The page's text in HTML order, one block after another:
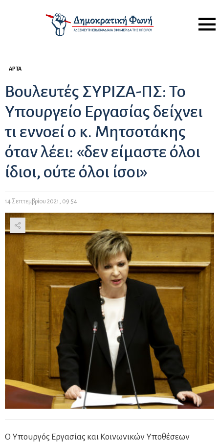
Menu
ΆΡΤΑ
Βουλευτές ΣΥΡΙΖΑ-ΠΣ: Το
Υπουργείο Εργασίας δείχνει
τι εννοεί ο κ. Μητσοτάκης
όταν λέει: «δεν είμαστε όλοι
ίδιοι, ούτε όλοι ίσοι»
14 Σεπτεμβρίου 2021, 09:54
Ο Υπουργός Εργασίας και Κοινωνικών Υποθέσεων